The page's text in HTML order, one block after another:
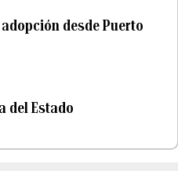
desde Puerto
del Estado